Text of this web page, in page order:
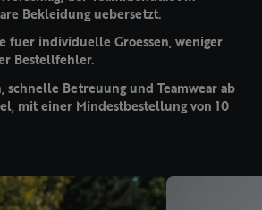
Bekleidung uebersetzt.
fuer individuelle Groessen, weniger
Bestellfehler.
schnelle Betreuung und Teamwear ab
mit einer Mindestbestellung von 10